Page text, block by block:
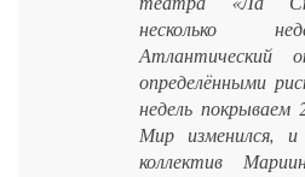
несколько
определёнными
недель покрываем
Мир изменился,
коллектив